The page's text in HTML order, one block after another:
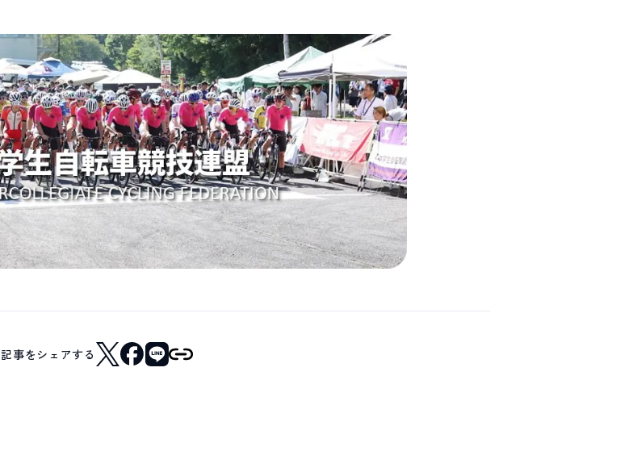
EVENTS
イベント情報
INFORMATION
お知らせ
MEISTER TOUR
STAY
宿泊施設
ACTIVITIES
アクティビティー
HAKUBA ORIGINAL
Hakuba Original
NORWAY VILLAGE
ノルウェービレッジ
SEASONS
白馬村の季節
SHIONOMICHI
塩の道
FURUSATO TAX
ふるさと納税
白馬村までのアクセス白馬村内の交通情報会社概要採用情報プライバシーポリシー
記事をシェアする